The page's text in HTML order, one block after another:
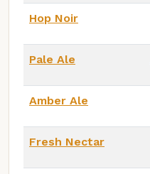
Hop Noir
Pale Ale
Amber Ale
Fresh Nectar